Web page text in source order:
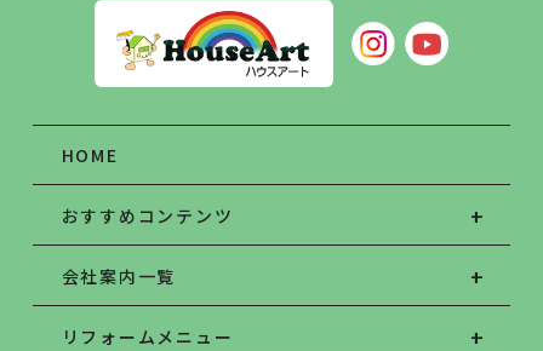
HOME
おすすめコンテンツ
会社案内一覧
リフォームメニュー